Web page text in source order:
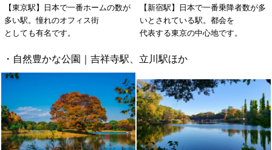
【東京駅】日本で一番ホームの数が
多い駅。憧れのオフィス街
としても有名です。
【新宿駅】日本で一番乗降者数が多
いとされている駅。都会を
代表する東京の中心地です。
・自然豊かな公園｜吉祥寺駅、立川駅ほか